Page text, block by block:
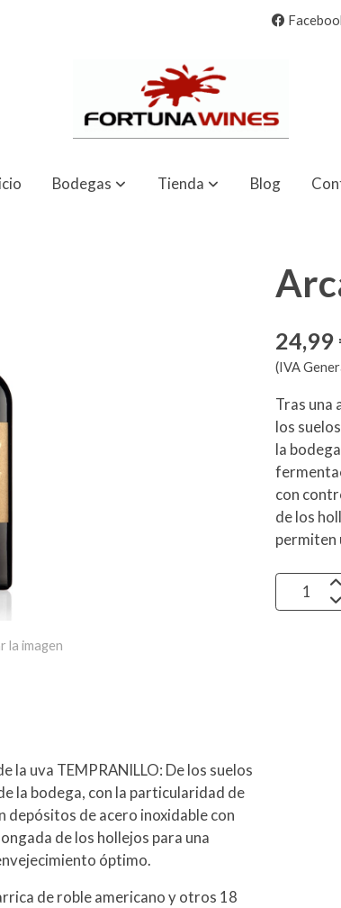
Bodegas Tienda Blog
la imagen
la uva TEMPRANILLO: De los suelos
la bodega, con la particularidad de
de acero inoxidable con
de los hollejos para una
óptimo.
de roble americano y otros 18
24,99
(IVA
Tras una
los
la
con
de los
permiten